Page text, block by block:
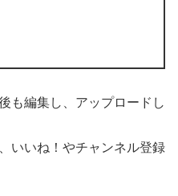
も編集し、アップロードし
いいね！やチャンネル登録